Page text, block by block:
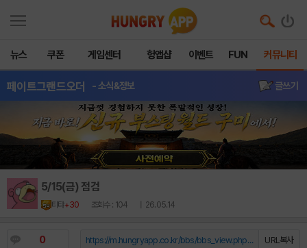
뉴스 쿠폰 게임센터 헝앱샵 이벤트 FUN 커뮤니티
페이트그랜드오더 - 소식&정보 글쓰기
5/15(금) 점검
티탸+30 조회수 : 104 | 26.05.14
0 URL복사
https://m.hungryapp.co.kr/bbs/bbs_view.php?durl=Y...